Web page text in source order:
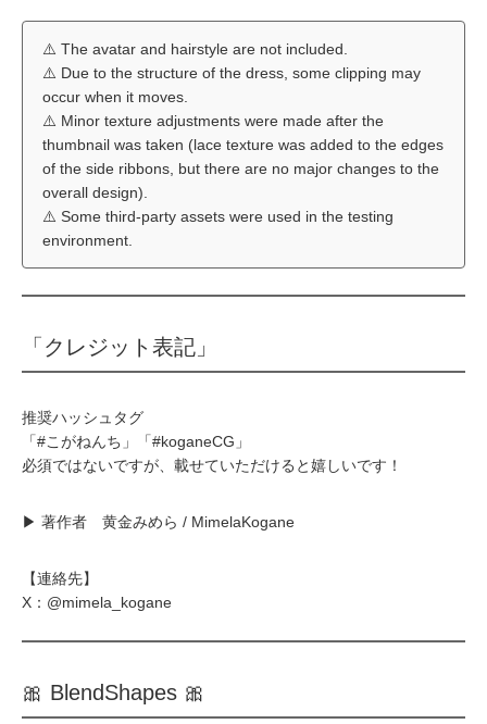
⚠️ The avatar and hairstyle are not included.
⚠️ Due to the structure of the dress, some clipping may
occur when it moves.
⚠️ Minor texture adjustments were made after the
thumbnail was taken (lace texture was added to the edges
of the side ribbons, but there are no major changes to the
overall design).
⚠️ Some third-party assets were used in the testing
environment.
「クレジット表記」
推奨ハッシュタグ
「#こがねんち」「#koganeCG」
必須ではないですが、載せていただけると嬉しいです！
▶ 著作者 黄金みめら / MimelaKogane
【連絡先】
X：@mimela_kogane
🎀 BlendShapes 🎀